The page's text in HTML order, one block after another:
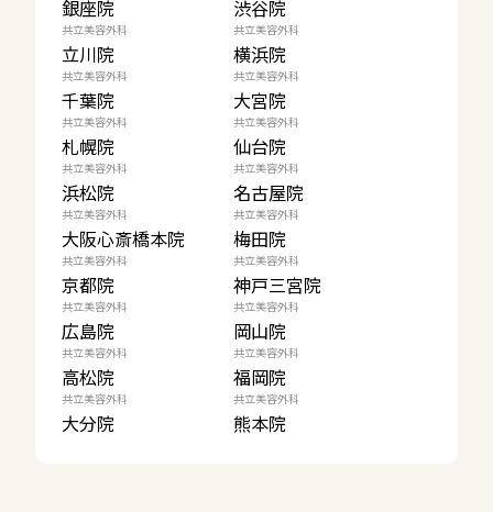
銀座院 渋谷院
共立美容外科
立川院
共立美容外科
横浜院
共立美容外科
千葉院
共立美容外科
大宮院
共立美容外科
札幌院
共立美容外科
仙台院
共立美容外科
浜松院
共立美容外科
名古屋院
共立美容外科
大阪心斎橋本院
共立美容外科
梅田院
共立美容外科
京都院
共立美容外科
神戸三宮院
共立美容外科
広島院
共立美容外科
岡山院
共立美容外科
高松院
共立美容外科
福岡院
共立美容外科
大分院
共立美容外科
熊本院